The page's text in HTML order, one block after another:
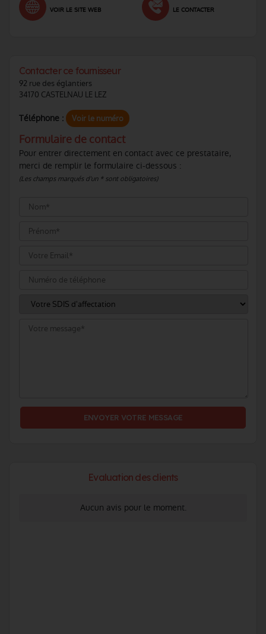
VOIR LE SITE WEB LE CONTACTER
Contacter ce fournisseur
92 rue des églantiers
34170 CASTELNAU LE LEZ
Téléphone : Voir le numéro
Formulaire de contact
Pour entrer directement en contact avec ce prestataire,
merci de remplir le formulaire ci-dessous :
(Les champs marqués d'un * sont obligatoires)
Evaluation des clients
Aucun avis pour le moment.